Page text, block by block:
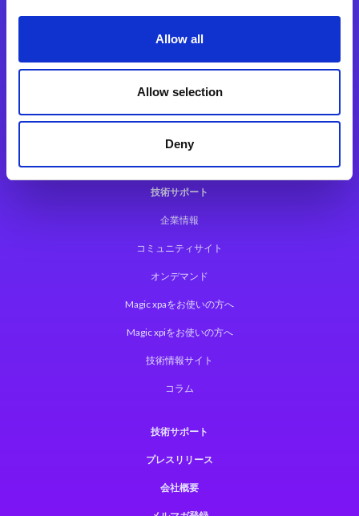
Allow all
Allow selection
Deny
Magic xpi
Magic xpi製品詳細
Magic xpi購入後手続きのご案内
Magic xpi Cloud Gateway
技術サポート
企業情報
コミュニティサイト
オンデマンド
Magic xpaをお使いの方へ
Magic xpiをお使いの方へ
技術情報サイト
コラム
技術サポート
プレスリリース
会社概要